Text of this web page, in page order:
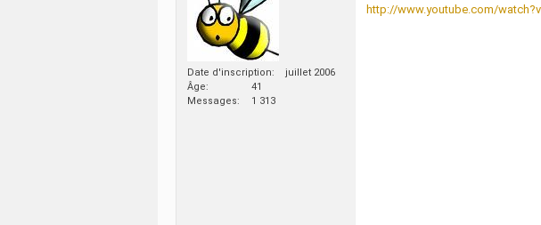
Date d'inscription
juillet 2006
Âge
41
Messages
1 313
http://www.youtube.com/